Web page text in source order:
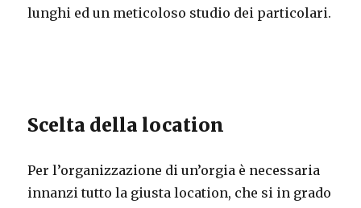
lunghi ed un meticoloso studio dei particolari.
Scelta della location
Per l’organizzazione di un’orgia è necessaria
innanzi tutto la giusta location, che si in grado